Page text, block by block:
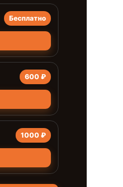
Бесплатно
600 ₽
1000 ₽